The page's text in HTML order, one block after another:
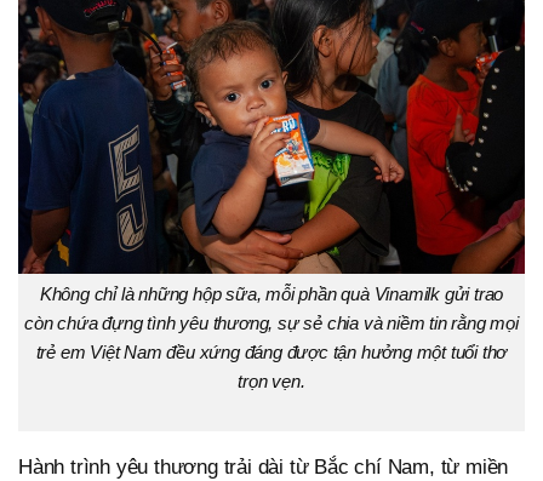
Không chỉ là những hộp sữa, mỗi phần quà Vinamilk gửi trao
còn chứa đựng tình yêu thương, sự sẻ chia và niềm tin rằng mọi
trẻ em Việt Nam đều xứng đáng được tận hưởng một tuổi thơ
trọn vẹn.
Hành trình yêu thương trải dài từ Bắc chí Nam, từ miền